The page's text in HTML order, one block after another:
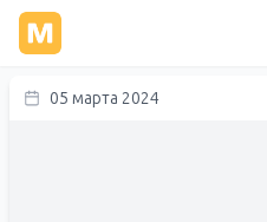
05 марта 2024